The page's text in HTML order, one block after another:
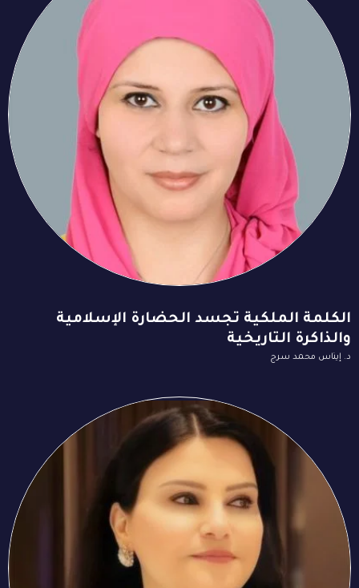
الكلمة الملكية تجسد الحضارة الإسلامية
والذاكرة التاريخية
د. إيناس محمد سرج